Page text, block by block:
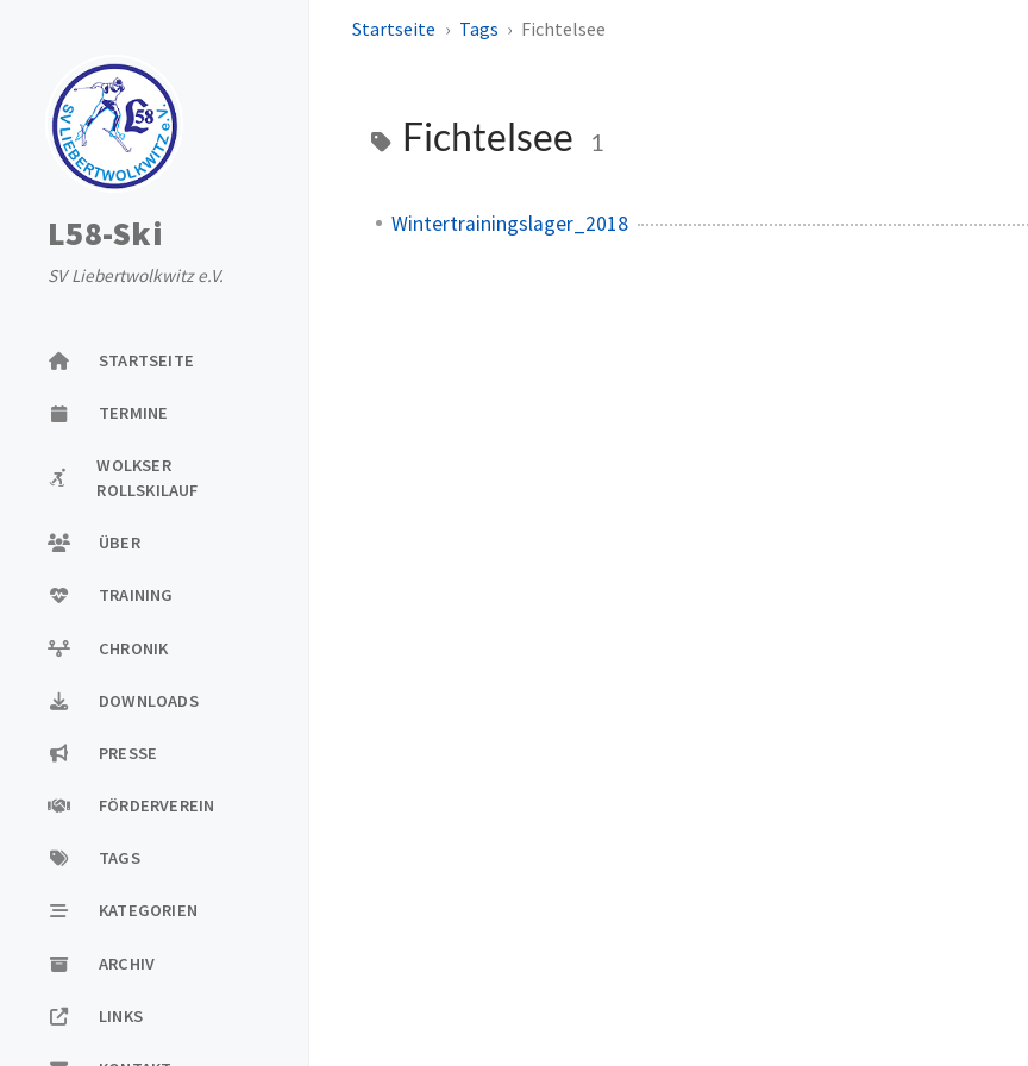
L58-Ski
SV Liebertwolkwitz e.V.
STARTSEITE
TERMINE
WOLKSER
ROLLSKILAUF
ÜBER
TRAINING
CHRONIK
DOWNLOADS
PRESSE
FÖRDERVEREIN
TAGS
KATEGORIEN
ARCHIV
LINKS
Startseite Tags Fichtelsee
Fichtelsee 1
Wintertrainingslager_2018